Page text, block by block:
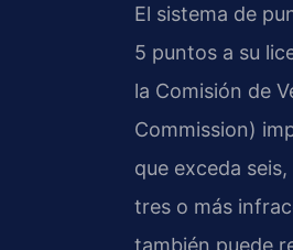
El sistema de
5 puntos a su
la Comisión de
Commission)
que exceda
tres o más
también puede